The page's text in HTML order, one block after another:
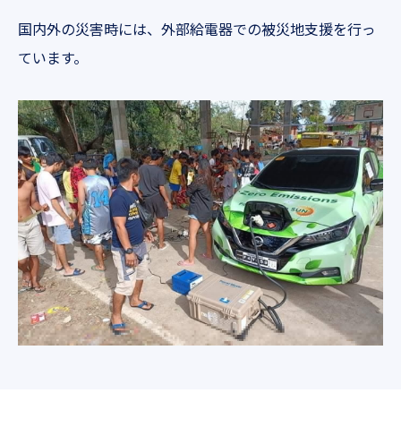
国内外の災害時には、外部給電器での被災地支援を行っ
ています。